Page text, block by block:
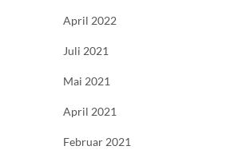
April 2022
Juli 2021
Mai 2021
April 2021
Februar 2021